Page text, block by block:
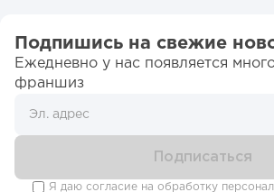
Подпишись на свежие
Ежедневно у нас появляется
франшиз
Я даю согласие на обработку